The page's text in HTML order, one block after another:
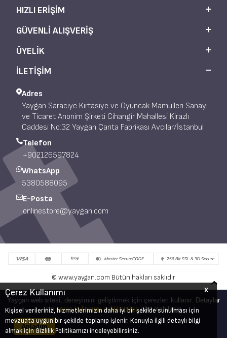
Yaygan web sitesi, deneyimini geliştirmek için çerezleri kullanır. Detaylar
için çerez kullanımı politikamızagöz atabilirsin.
Anladım
X
Çerez Kullanımı
Kişisel verileriniz, hizmetlerimizin daha iyi bir şekilde sunulması için
mevzuata uygun bir şekilde toplanıp işlenir. Konuyla ilgili detaylı bilgi
almak için Gizlilik Politikamızı inceleyebilirsiniz.
HIZLI ERIŞIM
GÜVENLI ALIŞVERIŞ
ÜYELIK
İLETİŞİM
Adres
Yaygan Saraciye Kırtasiye ve Oyuncak Mamulleri Sanayi
ve Ticaret Anonim Şirketi Cihangir Mahallesi Kirazlı
Caddesi No:32 Yaygan Çanta Fabrikası Avcılar/İstanbul
Telefon
+902126597824
WhatsApp
5380588095
E-Posta
onlinestore@yaygan.com
© www.yaygan.com Bütün hakları saklıdır
T-SoftE-Ticaret Sistemleriyle Hazırlanmıştır.